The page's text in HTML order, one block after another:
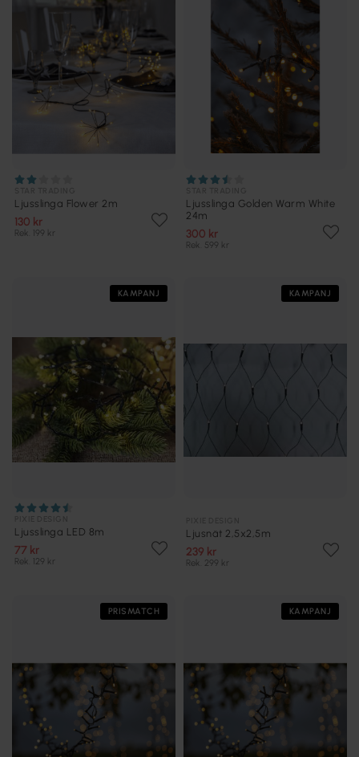
Ljusslinga Flower 2m
130 kr
Rek. 199 kr
Ljusslinga Golden Warm White
24m
300 kr
Rek. 599 kr
KAMPANJ
Ljusslinga LED 8m
77 kr
Rek. 129 kr
KAMPANJ
Ljusnät 2,5x2,5m
239 kr
Rek. 299 kr
PRISMATCH KAMPANJ